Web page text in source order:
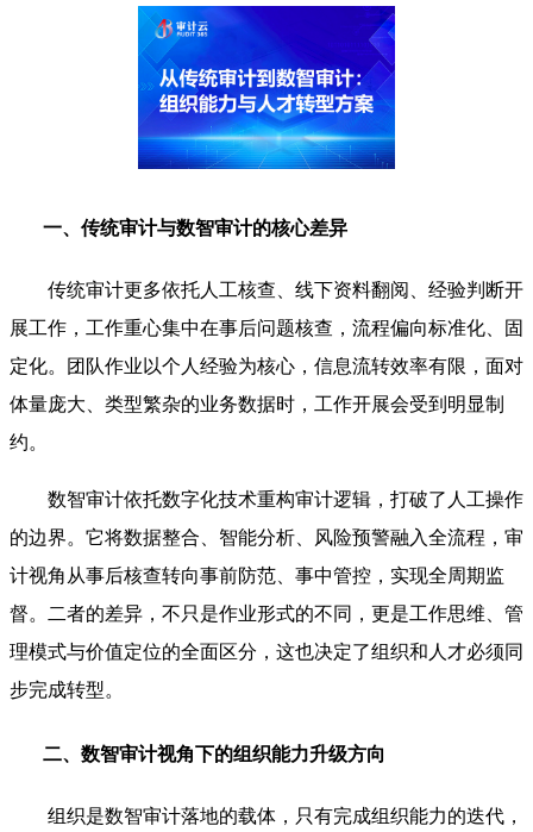
一、传统审计与数智审计的核心差异
传统审计更多依托人工核查、线下资料翻阅、经验判断开
展工作，工作重心集中在事后问题核查，流程偏向标准化、固
定化。团队作业以个人经验为核心，信息流转效率有限，面对
体量庞大、类型繁杂的业务数据时，工作开展会受到明显制
约。
数智审计依托数字化技术重构审计逻辑，打破了人工操作
的边界。它将数据整合、智能分析、风险预警融入全流程，审
计视角从事后核查转向事前防范、事中管控，实现全周期监
督。二者的差异，不只是作业形式的不同，更是工作思维、管
理模式与价值定位的全面区分，这也决定了组织和人才必须同
步完成转型。
二、数智审计视角下的组织能力升级方向
组织是数智审计落地的载体，只有完成组织能力的迭代，